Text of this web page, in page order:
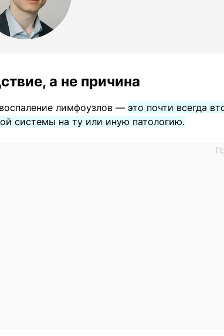
а не причина
лимфоузлов — это почти всегда
системы на ту или иную патологию.